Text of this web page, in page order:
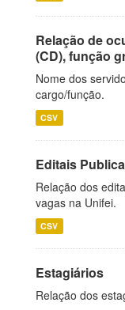
Relação de
(CD), função
Nome dos
cargo/função.
CSV
Editais
Relação dos
vagas na Unifei.
CSV
Estagiários
Relação dos